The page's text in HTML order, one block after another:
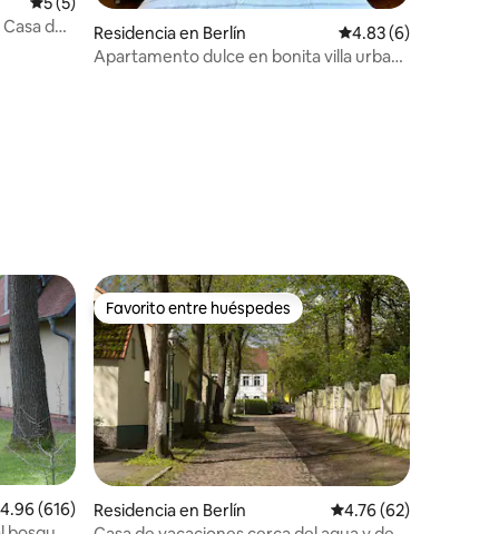
Residencia en Berlín Calificación
4.83 (6)
Apartamento dulce en bonita villa urbana
promedio: 4.96 de 5; 616 evaluaciones
4.96 (616)
Favorito entre huéspedes
Favorito entre huéspedes
Residencia en Berlín Calificación
4.76 (62)